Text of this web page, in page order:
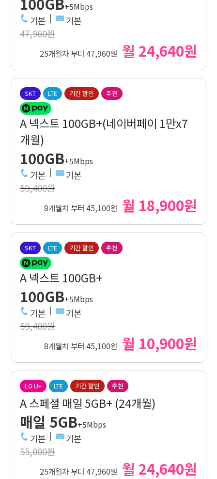
+5Mbps
기본 기본
47,960원
25개월차 부터 47,960원 월 24,640원
SKT LTE 기간 할인 추천
A 넥스트 100GB+(네이버페이 1만x7
개월)
100GB+5Mbps
기본 기본
59,400원
8개월차 부터 45,100원 월 18,900원
SKT LTE 기간 할인 추천
A 넥스트 100GB+
100GB+5Mbps
기본 기본
59,400원
8개월차 부터 45,100원 월 10,900원
LG U+ LTE 기간 할인 추천
A 스페셜 매일 5GB+ (24개월)
매일 5GB+5Mbps
기본 기본
55,000원
25개월차 부터 47,960원 월 24,640원